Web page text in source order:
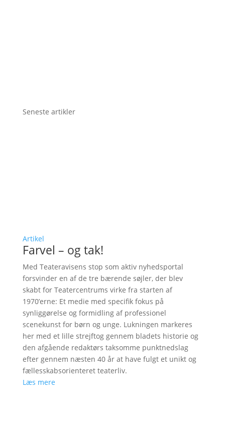
Seneste artikler
Artikel
Farvel – og tak!
Med Teateravisens stop som aktiv nyhedsportal
forsvinder en af de tre bærende søjler, der blev
skabt for Teatercentrums virke fra starten af
1970’erne: Et medie med specifik fokus på
synliggørelse og formidling af professionel
scenekunst for børn og unge. Lukningen markeres
her med et lille strejftog gennem bladets historie og
den afgående redaktørs taksomme punktnedslag
efter gennem næsten 40 år at have fulgt et unikt og
fællesskabsorienteret teaterliv.
Læs mere